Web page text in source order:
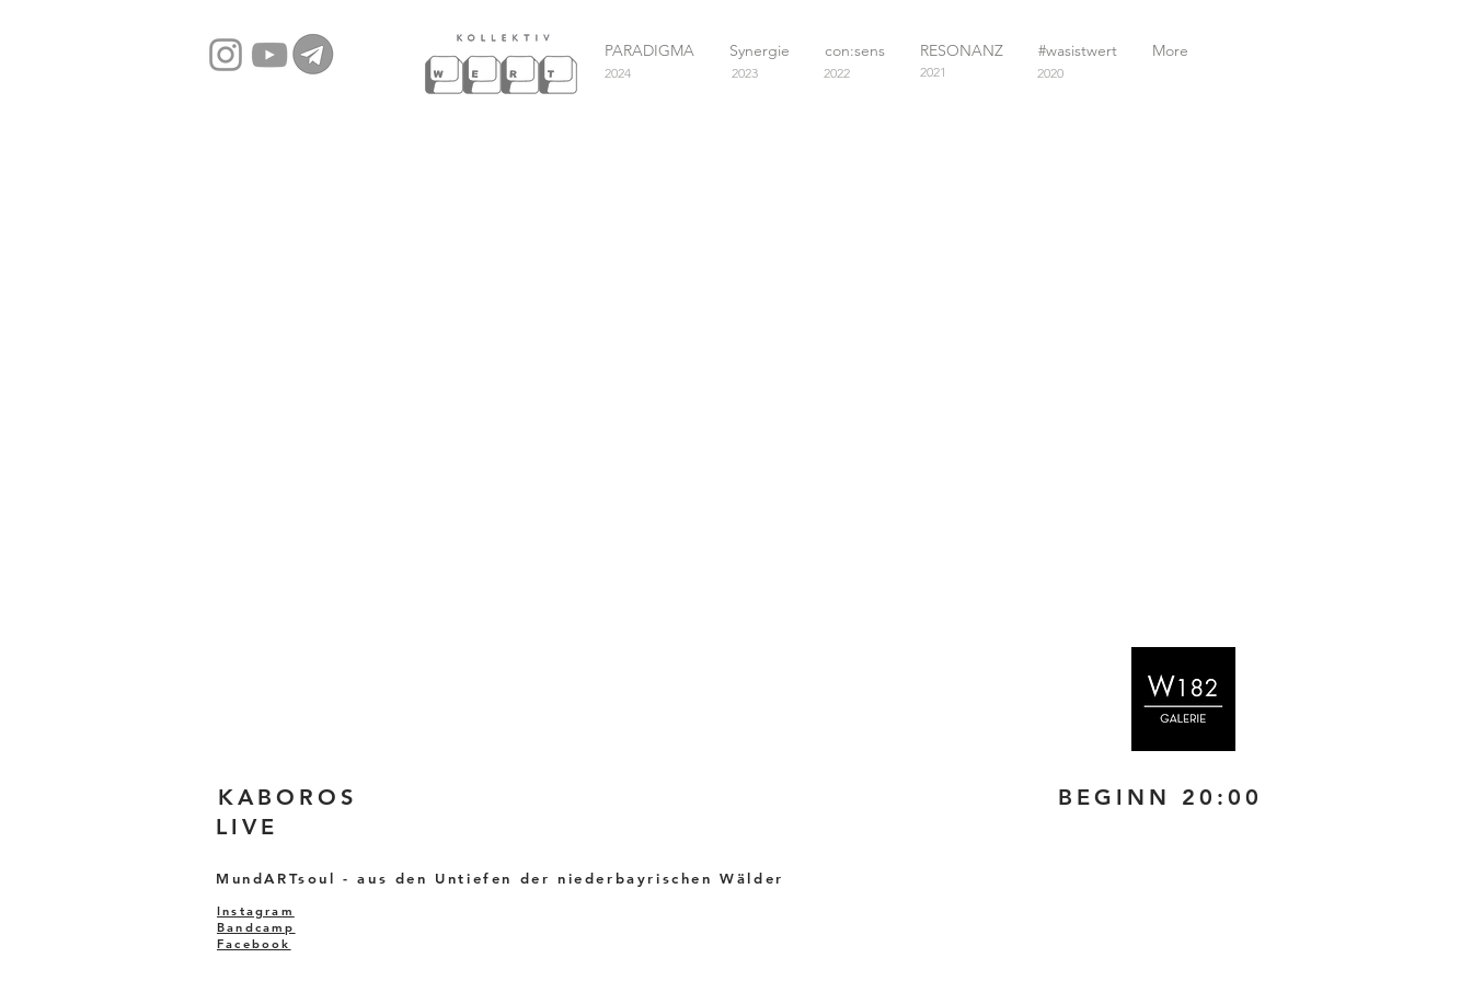
PARADIGMA Synergie con:sens RESONANZ #wasistwert More
2024 2023 2022 2021 2020
KABOROS BEGINN 20:00
LIVE
MundARTsoul - aus den Untiefen der niederbayrischen Wälder
Instagram
Bandcamp
Facebook